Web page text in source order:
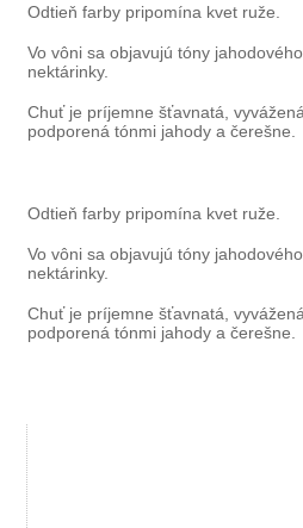
Odtieň farby pripomína kvet ruže.
Vo vôni sa objavujú tóny
nektárinky.
Chuť je príjemne šťavnatá,
podporená tónmi jahody a čerešne.
Odtieň farby pripomína kvet ruže.
Vo vôni sa objavujú tóny
nektárinky.
Chuť je príjemne šťavnatá,
podporená tónmi jahody a čerešne.